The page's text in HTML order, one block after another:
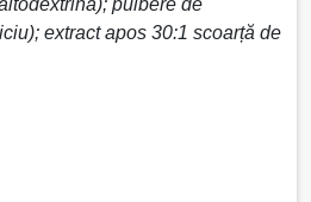
extract apos 30:1 scoarță de